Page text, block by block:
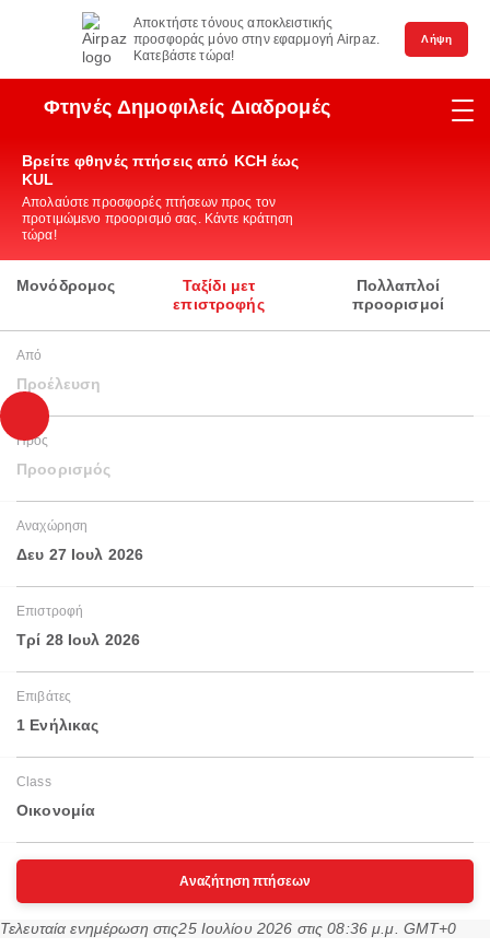
Αποκτήστε τόνους αποκλειστικής
προσφοράς μόνο στην εφαρμογή Airpaz.
Κατεβάστε τώρα!
Λήψη
Φτηνές Δημοφιλείς Διαδρομές
Βρείτε φθηνές πτήσεις από KCH έως
KUL
Απολαύστε προσφορές πτήσεων προς τον
προτιμώμενο προορισμό σας. Κάντε κράτηση
τώρα!
Μονόδρομος
Ταξίδι μετ
επιστροφής
Πολλαπλοί
προορισμοί
Από
Προέλευση
Προς
Προορισμός
Αναχώρηση
Δευ 27 Ιουλ 2026
Επιστροφή
Τρί 28 Ιουλ 2026
Επιβάτες
1 Ενήλικας
Class
Οικονομία
Αναζήτηση πτήσεων
Τελευταία ενημέρωση στις25 Ιουλίου 2026 στις 08:36 μ.μ. GMT+0